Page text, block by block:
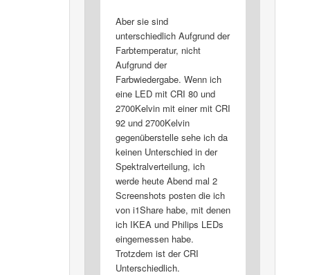
Aber sie sind
unterschiedlich Aufgrund der
Farbtemperatur, nicht
Aufgrund der
Farbwiedergabe. Wenn ich
eine LED mit CRI 80 und
2700Kelvin mit einer mit CRI
92 und 2700Kelvin
gegenüberstelle sehe ich da
keinen Unterschied in der
Spektralverteilung, ich
werde heute Abend mal 2
Screenshots posten die ich
von i1Share habe, mit denen
ich IKEA und Philips LEDs
eingemessen habe.
Trotzdem ist der CRI
Unterschiedlich.